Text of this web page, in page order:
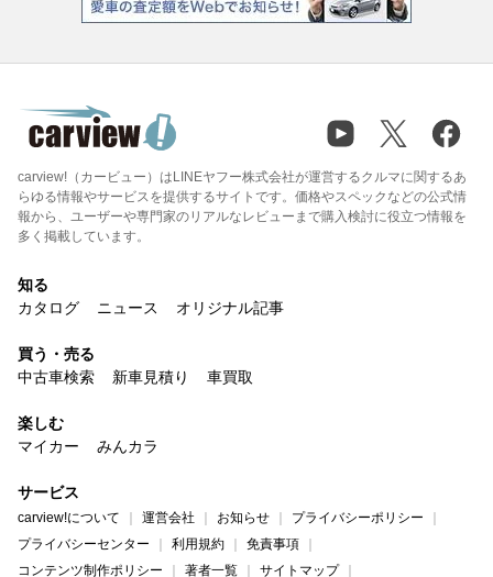
carview!（カービュー）はLINEヤフー株式会社が運営するクルマに関するあ
らゆる情報やサービスを提供するサイトです。価格やスペックなどの公式情
報から、ユーザーや専門家のリアルなレビューまで購入検討に役立つ情報を
多く掲載しています。
知る
カタログ
ニュース オリジナル記事
買う・売る
中古車検索
新車見積り 車買取
楽しむ
マイカー
みんカラ
サービス
carview!について 運営会社 お知らせ
プライバシーポリシー
プライバシーセンター
利用規約
免責事項
コンテンツ制作ポリシー
著者一覧 サイトマップ